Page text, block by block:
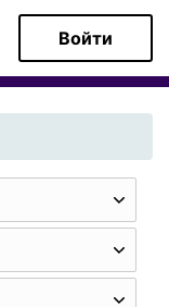
Войти